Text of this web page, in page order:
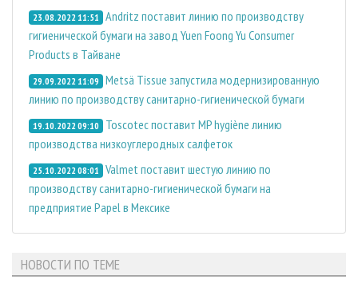
23.08.2022 11:51 Andritz поставит линию по производству
гигиенической бумаги на завод Yuen Foong Yu Consumer
Products в Тайване
29.09.2022 11:09 Metsä Tissue запустила модернизированную
линию по производству санитарно-гигиенической бумаги
19.10.2022 09:10
Toscotec поставит MP hygiène линию
производства низкоуглеродных салфеток
25.10.2022 08:01 Valmet поставит шестую линию по
производству санитарно-гигиенической бумаги на
предприятие Papel в Мексике
НОВОСТИ ПО ТЕМЕ